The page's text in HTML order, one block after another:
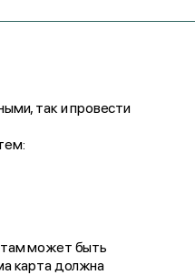
так и провести
может быть
карта должна